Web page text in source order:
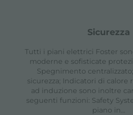
sicurezza
Tutti i piani elettrici Foster
moderne e sofisticate
Spegnimento
sicurezza; Indicatori di calore
ad induzione sono inoltre
seguenti funzioni: Safety
piano in...